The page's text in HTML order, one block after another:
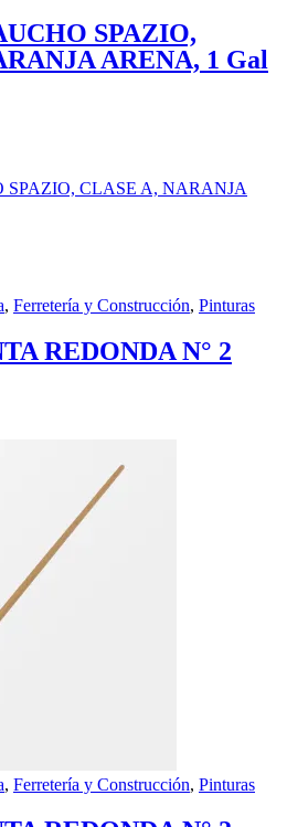
SPAZIO,
ARENA, 1 Gal
SPAZIO, CLASE A, NARANJA
, Ferretería y Construcción, Pinturas
REDONDA N° 2
, Ferretería y Construcción, Pinturas